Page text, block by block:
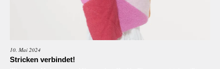
10. Mai 2024
Stricken verbindet!